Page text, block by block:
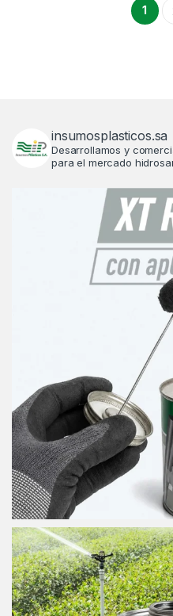
1
insumosplasticos.sa
Desarrollamos y
para el mercado